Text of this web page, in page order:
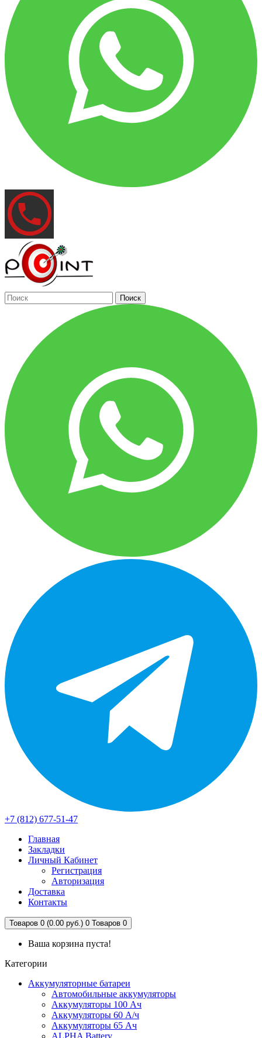
Поиск
+7 (812) 677-51-47
Главная
Закладки
Личный Кабинет
Регистрация
Авторизация
Доставка
Контакты
Товаров 0 (0.00 руб.) 0 Товаров 0
Ваша корзина пуста!
Категории
Аккумуляторные батареи
Автомобильные аккумуляторы
Аккумуляторы 100 Ач
Аккумуляторы 60 А/ч
Аккумуляторы 65 Ач
ALPHA Battery